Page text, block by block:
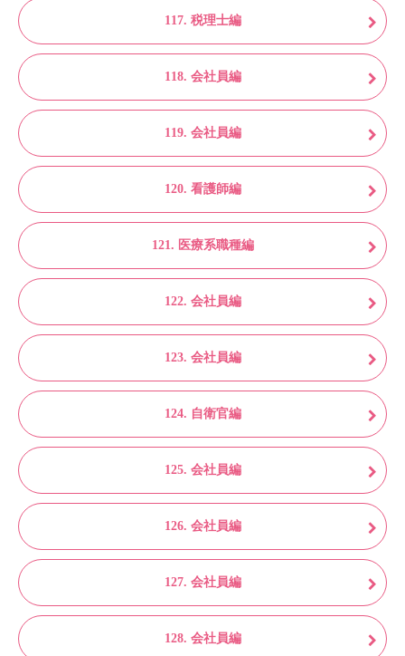
117. 税理士編
118. 会社員編
119. 会社員編
120. 看護師編
121. 医療系職種編
122. 会社員編
123. 会社員編
124. 自衛官編
125. 会社員編
126. 会社員編
127. 会社員編
128. 会社員編